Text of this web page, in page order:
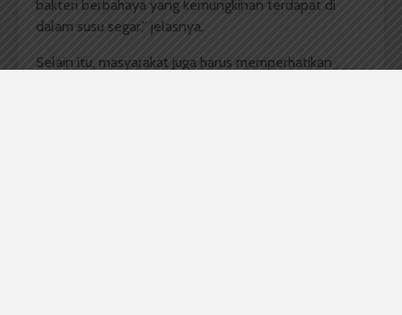
bakteri berbahaya yang kemungkinan terdapat di
dalam susu segar,” jelasnya.
Selain itu, masyarakat juga harus memperhatikan